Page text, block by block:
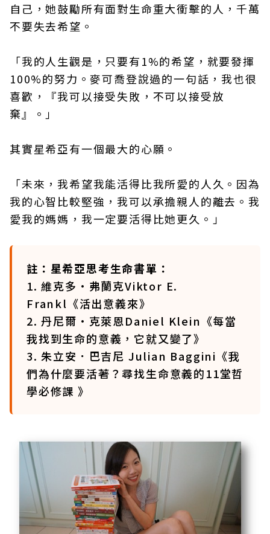
自己，她鼓勵所有面對生命重大衝擊的人，千萬
不要失去希望。
「我的人生觀是，只要有1%的希望，就要發揮
100%的努力。麥可喬登說過的一句話，我也很
喜歡，『我可以接受失敗，不可以接受放
棄』。」
其實星希亞有一個最大的心願。
「未來，我希望我能活得比我所愛的人久。因為
我的心智比較堅強，我可以承擔親人的離去。我
愛我的媽媽，我一定要活得比她更久。」
註：星希亞思考生命書單：
1. 維克多·弗蘭克Viktor E.
Frankl《活出意義來》
2. 丹尼爾•克萊恩Daniel Klein《每當
我找到生命的意義，它就又變了》
3. 朱立安．巴吉尼 Julian Baggini《我
們為什麼要活著？尋找生命意義的11堂哲
學必修課 》